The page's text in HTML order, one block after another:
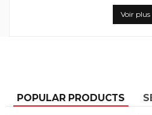
Voir plus
POPULAR PRODUCTS